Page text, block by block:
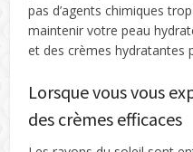
pas d’agents chimiques
maintenir votre peau
et des crèmes hydratantes
Lorsque vous vous
des crèmes efficaces